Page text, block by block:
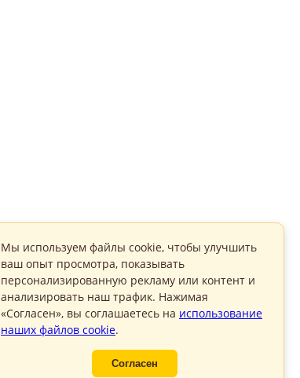
Мы используем файлы cookie, чтобы улучшить
ваш опыт просмотра, показывать
персонализированную рекламу или контент и
анализировать наш трафик. Нажимая
«Согласен», вы соглашаетесь на использование
наших файлов cookie.
Согласен